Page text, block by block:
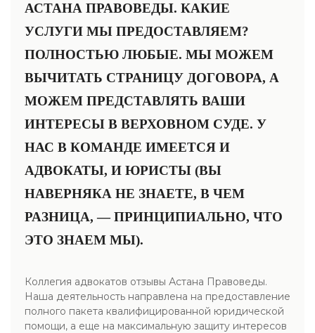
АСТАНА ПРАВОВЕДЫ. КАКИЕ
УСЛУГИ МЫ ПРЕДОСТАВЛЯЕМ?
ПОЛНОСТЬЮ ЛЮБЫЕ. МЫ МОЖЕМ
ВЫЧИТАТЬ СТРАНИЦУ ДОГОВОРА, А
МОЖЕМ ПРЕДСТАВЛЯТЬ ВАШИ
ИНТЕРЕСЫ В ВЕРХОВНОМ СУДЕ. У
НАС В КОМАНДЕ ИМЕЕТСЯ И
АДВОКАТЫ, И ЮРИСТЫ (ВЫ
НАВЕРНЯКА НЕ ЗНАЕТЕ, В ЧЕМ
РАЗНИЦА, — ПРИНЦИПИАЛЬНО, ЧТО
ЭТО ЗНАЕМ МЫ).
Коллегия адвокатов отзывы Астана Правоведы.
Наша деятельность направлена на предоставление
полного пакета квалифицированной юридической
помощи, а еще на максимальную защиту интересов